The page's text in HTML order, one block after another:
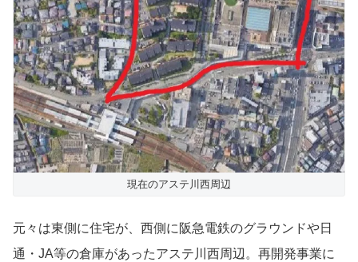
現在のアステ川西周辺
元々は東側に住宅が、西側に阪急電鉄のグラウンドや日
通・JA等の倉庫があったアステ川西周辺。再開発事業に